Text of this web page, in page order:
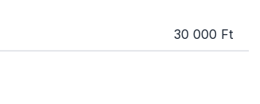
30 000 Ft